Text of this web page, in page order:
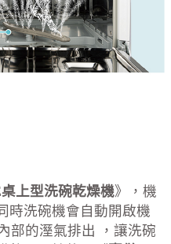
上型洗碗乾燥機》，機
時洗碗機會自動開啟機
部的溼氣排出 ，讓洗碗